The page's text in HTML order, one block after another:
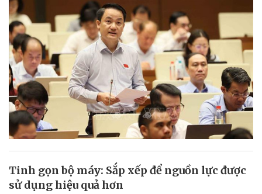
Tinh gọn bộ máy: Sắp xếp để nguồn lực được
sử dụng hiệu quả hơn